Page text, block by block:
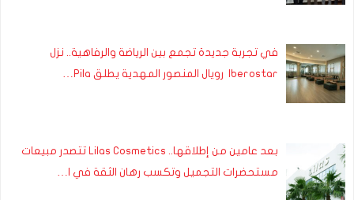
في تجربة جديدة تجمع بين الرياضة والرفاهية.. نزل
Iberostar رويال المنصور المهدية يطلق Pila…
بعد عامين من إطلاقها.. Lilas Cosmetics تتصدر مبيعات
مستحضرات التجميل وتكسب رهان الثقة في ا…